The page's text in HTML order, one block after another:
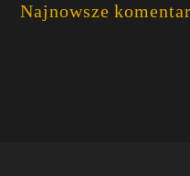
Najnowsze